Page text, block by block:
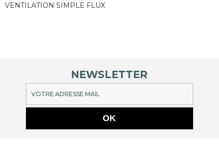
VENTILATION SIMPLE FLUX
NEWSLETTER